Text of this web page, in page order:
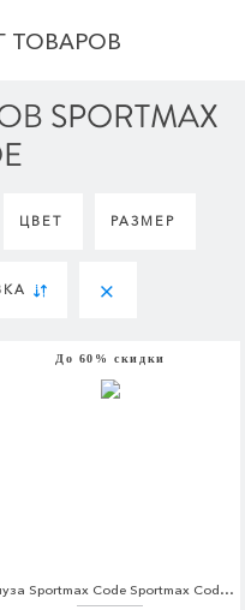
ТОВАРОВ
SPORTMAX
ЦВЕТ РАЗМЕР
До 60% скидки
Блуза Sportmax Code Sportmax Code SP027EWADSC6